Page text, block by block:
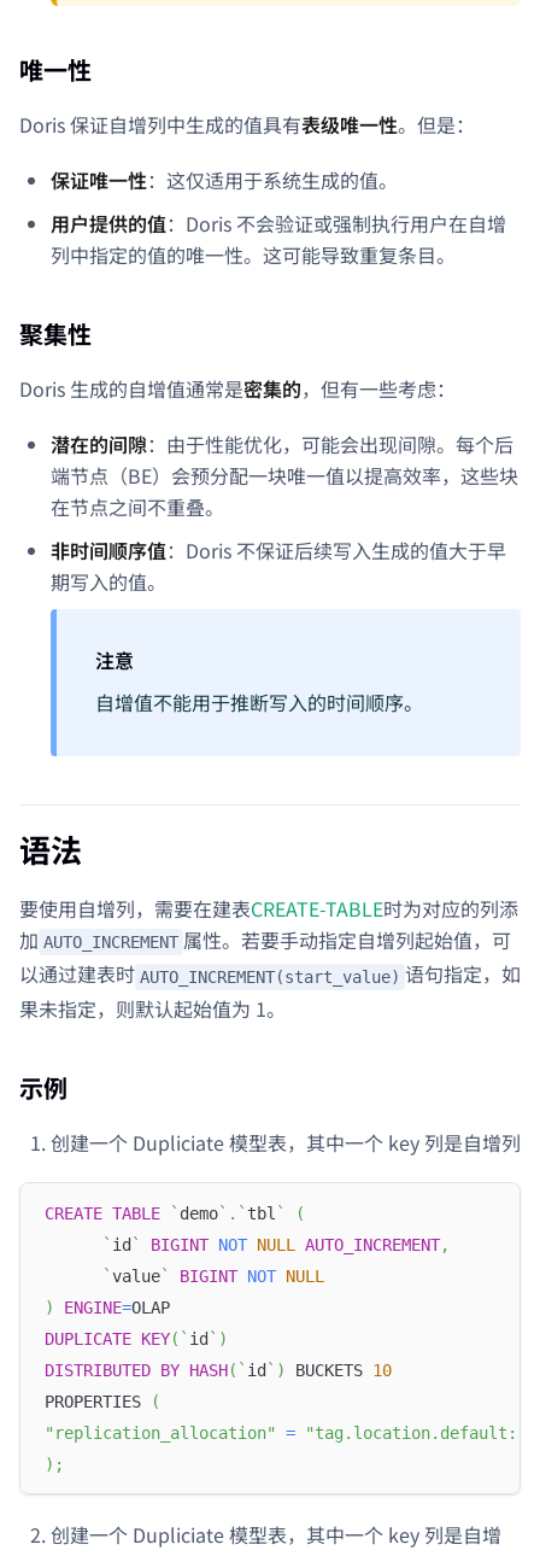
唯一性
Doris 保证自增列中生成的值具有表级唯一性。但是：
保证唯一性：这仅适用于系统生成的值。
用户提供的值：Doris 不会验证或强制执行用户在自增
列中指定的值的唯一性。这可能导致重复条目。
聚集性
Doris 生成的自增值通常是密集的，但有一些考虑：
潜在的间隙：由于性能优化，可能会出现间隙。每个后
端节点（BE）会预分配一块唯一值以提高效率，这些块
在节点之间不重叠。
非时间顺序值：Doris 不保证后续写入生成的值大于早
期写入的值。
注意
自增值不能用于推断写入的时间顺序。
语法
要使用自增列，需要在建表CREATE-TABLE时为对应的列添
加 AUTO_INCREMENT 属性。若要手动指定自增列起始值，可
以通过建表时 AUTO_INCREMENT(start_value) 语句指定，如
果未指定，则默认起始值为 1。
示例
创建一个 Dupliciate 模型表，其中一个 key 列是自增列
CREATE TABLE ` demo` . ` tbl `
(
` id` BIGINT NOT NULL AUTO_INCREMENT,
`value` BIGINT NOT NULL
)
ENGINE=OLAP
DUPLICATE KEY( ` id` )
DISTRIBUTED BY HASH( ` id` ) BUCKETS 10
PROPERTIES
(
"replication_allocation"
=
"tag.location.default:
) ;
创建一个 Dupliciate 模型表，其中一个 key 列是自增